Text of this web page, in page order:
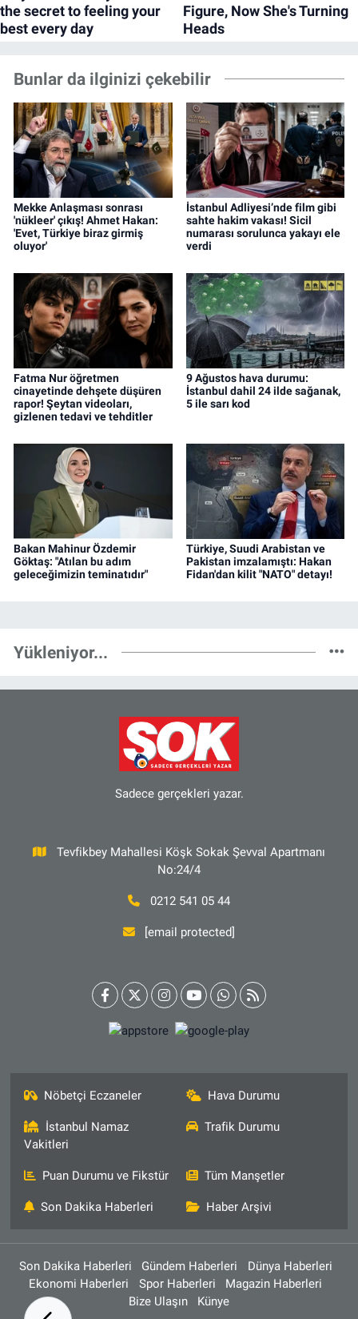
Bunlar da ilginizi çekebilir
Mekke Anlaşması sonrası
'nükleer' çıkış! Ahmet Hakan:
'Evet, Türkiye biraz girmiş
oluyor'
İstanbul Adliyesi’nde film gibi
sahte hakim vakası! Sicil
numarası sorulunca yakayı ele
verdi
Fatma Nur öğretmen
cinayetinde dehşete düşüren
rapor! Şeytan videoları,
gizlenen tedavi ve tehditler
9 Ağustos hava durumu:
İstanbul dahil 24 ilde sağanak,
5 ile sarı kod
Bakan Mahinur Özdemir
Göktaş: "Atılan bu adım
geleceğimizin teminatıdır"
Türkiye, Suudi Arabistan ve
Pakistan imzalamıştı: Hakan
Fidan'dan kilit "NATO" detayı!
Yükleniyor...
Sadece gerçekleri yazar.
Tevfikbey Mahallesi Köşk Sokak Şevval Apartmanı
No:24/4
0212 541 05 44
[email protected]
Nöbetçi Eczaneler Hava Durumu
İstanbul Namaz
Vakitleri
Trafik Durumu
Puan Durumu ve Fikstür Tüm Manşetler
Son Dakika Haberleri Haber Arşivi
Son Dakika Haberleri Gündem Haberleri
Dünya Haberleri
Ekonomi Haberleri
Spor Haberleri
Magazin Haberleri
Bize Ulaşın
Künye